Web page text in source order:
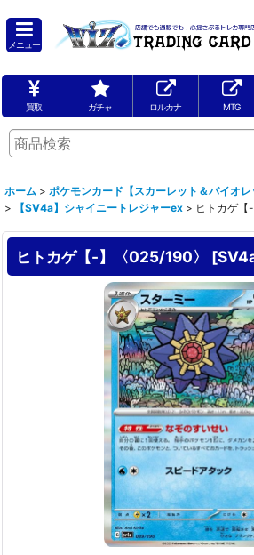
メニュー
買取 ガチャ ロルカナ MTG
ホーム > ポケモンカード【スカーレット＆バイオレ
>
【SV4a】シャイニートレジャーex > ヒトカゲ【
ヒトカゲ【-】〈025/190〉 [